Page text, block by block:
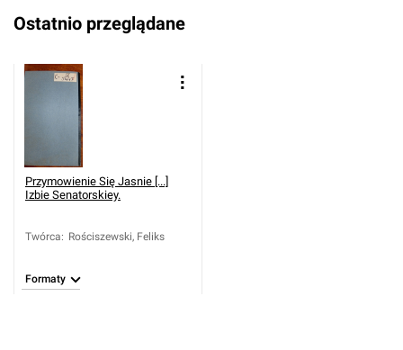
Ostatnio przeglądane
Przymowienie Się Jasnie [...]
Izbie Senatorskiey.
Twórca: Rościszewski, Feliks
Formaty